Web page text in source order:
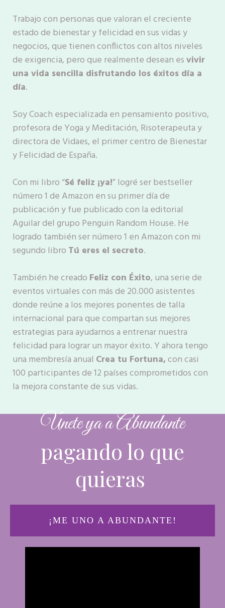
Trabajo con personas que valoran el creciente
estado de bienestar y felicidad en sus vidas y
negocios, que tienen conflictos con altos niveles
de exigencia, pero que realmente desean esvivir
una vida sencilla disfrutando los éxitos día a
día.
Soy Coach especializada en pensamiento positivo,
profesora de Yoga y Meditación, Risoterapeuta y
directora de Vidaes, el primer centro de Bienestar
y Felicidad de España.
Con mi libro “Sé feliz ¡ya!” logré ser bestseller
número 1 de Amazon en su primer día de
publicación y fue publicado con la editorial
Aguilar del grupo Penguin Random House. He
logrado también ser número 1 en Amazon con mi
segundo libro Tú eres el secreto.
También he creado Feliz con Éxito, una serie de
eventos virtuales con más de 20.000 asistentes
donde reúne a los mejores ponentes de talla
internacional para que compartan sus mejores
estrategias para ayudarnos a entrenar nuestra
felicidad para lograr un mayor éxito. Y ahora tengo
una membresía anual Crea tu Fortuna,con casi
100 participantes de 12 países comprometidos con
la mejora constante de sus vidas.
Únete ya a Abundante
pagando lo que
quieras
¡ME UNO A ABUNDANTE!